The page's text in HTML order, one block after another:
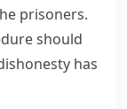
prisoners.
should
has